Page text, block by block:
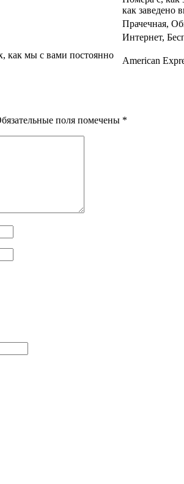
как заведено
Прачечная,
Интернет,
как мы с вами постоянно
American
поля помечены *